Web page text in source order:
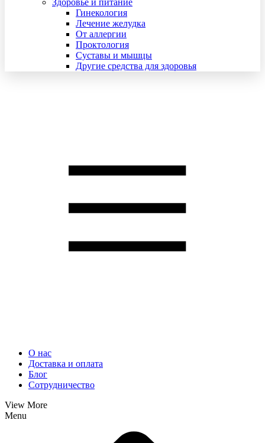
Гинекология
Лечение желудка
От аллергии
Проктология
Суставы и мышцы
Другие средства для здоровья
О нас
Доставка и оплата
Блог
Сотрудничество
View More
Menu